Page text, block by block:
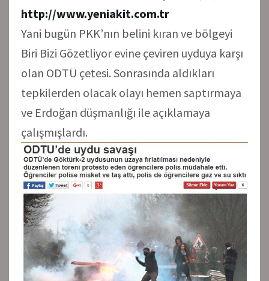
http://www.yeniakit.com.tr
Yani bugün PKK’nın belini kıran ve bölgeyi
Biri Bizi Gözetliyor evine çeviren uyduya karşı
olan ODTÜ çetesi. Sonrasında aldıkları
tepkilerden olacak olayı hemen saptırmaya
ve Erdoğan düşmanlığı ile açıklamaya
çalışmışlardı.